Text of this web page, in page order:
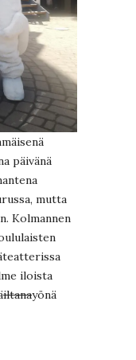
päivänä
mutta
Kolmannen
iloista
iltanayönä